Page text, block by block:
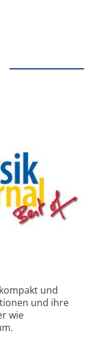
und
und ihre
wie